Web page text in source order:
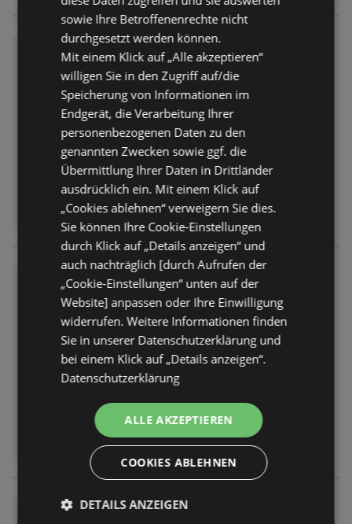
BayWa: Wochenangebote
Prospekt nicht mehr gültig
Abgelaufen am:
27.06.2026
BayWa: Wochenangebote
Prospekt
nicht mehr gültig
Abgelaufen am: 27.06.2026
BayWa: Wochenangebote
sowie Ihre Betroffenenrechte nicht
durchgesetzt werden können.
Mit einem Klick auf „Alle akzeptieren“
willigen Sie in den Zugriff auf/die
Speicherung von Informationen im
Endgerät, die Verarbeitung Ihrer
personenbezogenen Daten zu den
genannten Zwecken sowie ggf. die
Übermittlung Ihrer Daten in Drittländer
ausdrücklich ein. Mit einem Klick auf
„Cookies ablehnen“ verweigern Sie dies.
Sie können Ihre Cookie-Einstellungen
durch Klick auf „Details anzeigen“ und
auch nachträglich [durch Aufrufen der
„Cookie-Einstellungen“ unten auf der
Website] anpassen oder Ihre Einwilligung
widerrufen. Weitere Informationen finden
Sie in unserer Datenschutzerklärung und
bei einem Klick auf „Details anzeigen“.
Datenschutzerklärung
ALLE AKZEPTIEREN
COOKIES ABLEHNEN
DETAILS ANZEIGEN